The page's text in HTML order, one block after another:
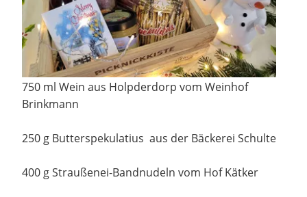
750 ml Wein aus Holpderdorp vom Weinhof
Brinkmann
250 g Butterspekulatius aus der Bäckerei Schulte
400 g Straußenei-Bandnudeln vom Hof Kätker